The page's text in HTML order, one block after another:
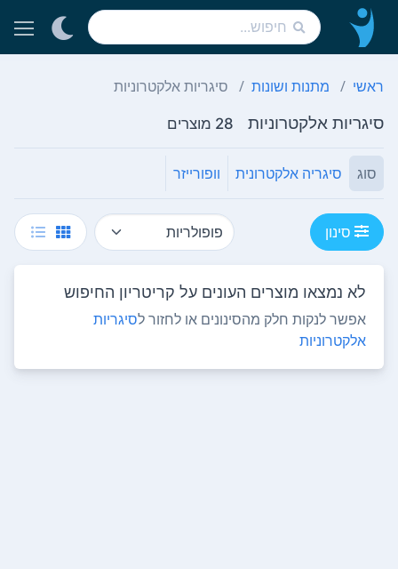
ראשי מתנות ושונות סיגריות אלקטרוניות
סיגריות אלקטרוניות 28 מוצרים
סוג סיגריה אלקטרונית וופורייזר
סינון
לא נמצאו מוצרים העונים על קריטריון החיפוש
אפשר לנקות חלק מהסינונים או לחזור לסיגריות
אלקטרוניות